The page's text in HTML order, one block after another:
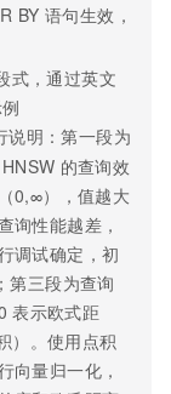
BY 语句生效，
式，通过英文
说明：第一段为
HNSW 的查询效
0,∞），值越大
询性能越差，
调试确定，初
第三段为查询
表示欧式距
）。使用点积
向量归一化，